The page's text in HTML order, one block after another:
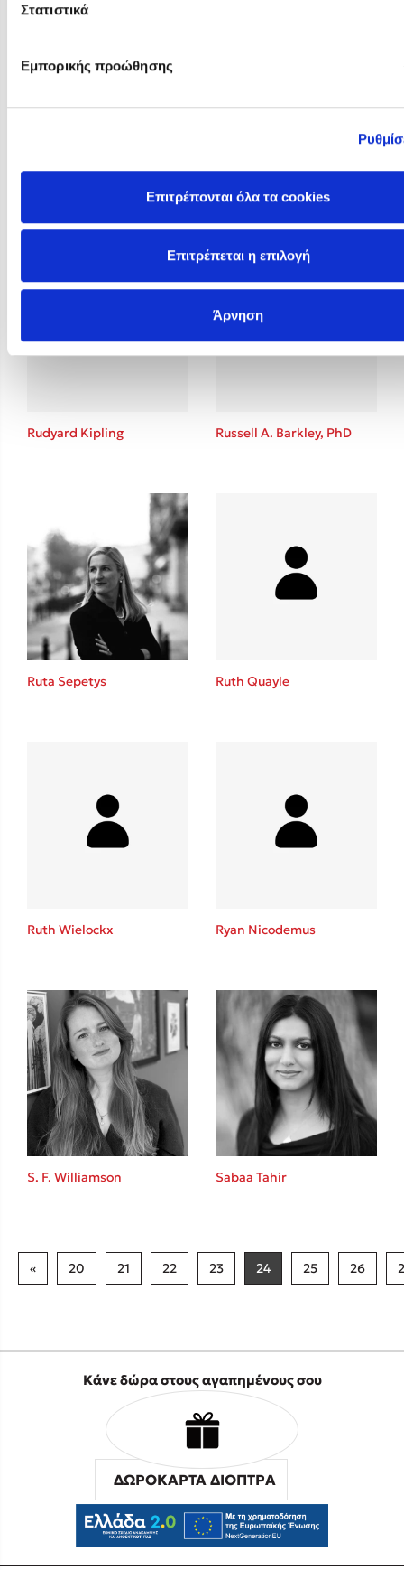
Στατιστικά
Εμπορικής προώθησης
Επιτρέπονται όλα τα cookies
Επιτρέπεται η επιλογή
Άρνηση
Rudyard Kipling Russell A. Barkley, PhD
Ruta Sepetys Ruth Quayle
Ruth Wielockx Ryan Nicodemus
S. F. Williamson Sabaa Tahir
« 20 21 22 23 24 25 26
Κάνε δώρα στους αγαπημένους σου
ΔΩΡΟΚΑΡΤΑ ΔΙΟΠΤΡΑ